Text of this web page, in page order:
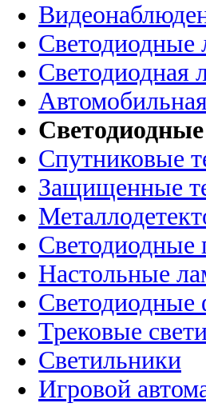
Светодиодные
Светодиодная
Спутниковые
Защищенные
Светодиодные
Настольные
Светодиодные
Трековые
Светильники
Игровой